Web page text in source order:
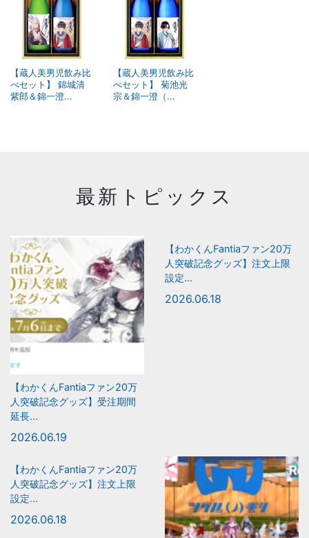
【蔵人美男児飲み比
べセット】 錦城清
紫郎＆錦一澄...
【蔵人美男児飲み比
べセット】 菊池光
宗＆錦一澄（...
最新トピックス
【わかくんFantiaファン20万
人突破記念グッズ】受注期間
延長...
2026.06.19
【わかくんFantiaファン20万
人突破記念グッズ】注文上限
設定...
2026.06.18
【わかくんFantiaファン20万
人突破記念グッズ】注文上限
設定...
2026.06.18